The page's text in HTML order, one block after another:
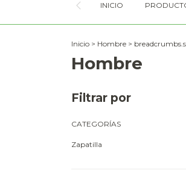
INICIO
Inicio > Hombre >
Hombre
Filtrar por
CATEGORÍAS
Zapatilla